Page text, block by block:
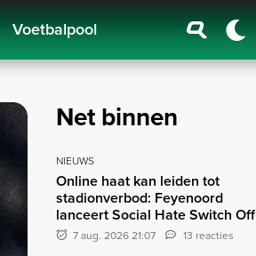
Voetbalpool
Net binnen
NIEUWS
Online haat kan leiden tot
stadionverbod: Feyenoord
lanceert Social Hate Switch Off
7 aug. 2026 21:07 13 reacties